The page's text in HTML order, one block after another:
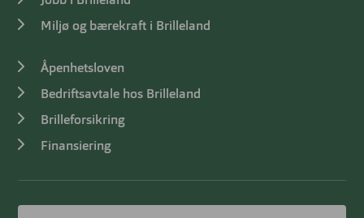
Miljø og bærekraft i Brilleland
Åpenhetsloven
Bedriftsavtale hos Brilleland
Brilleforsikring
Finansiering